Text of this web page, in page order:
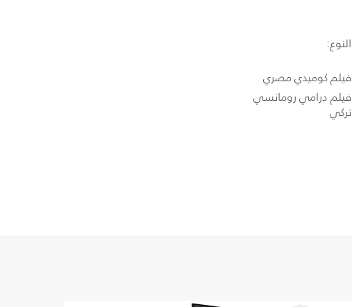
النوع:
فيلم كوميدي مصري
فيلم درامي رومانسي
تركي